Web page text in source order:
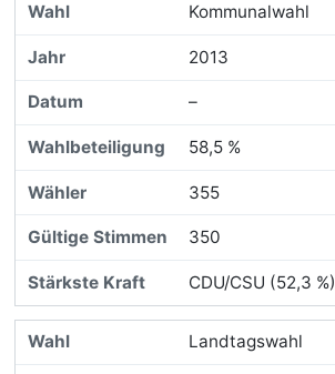
Kommunalwahl
2013
–
58,5 %
355
350
CDU/CSU (52,3 %)
Landtagswahl